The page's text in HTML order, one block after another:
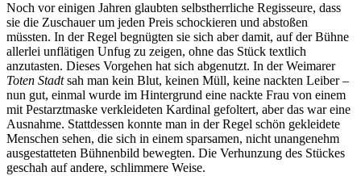
Noch vor einigen Jahren glaubten selbstherrliche Regisseure, dass
sie die Zuschauer um jeden Preis schockieren und abstoßen
müssten. In der Regel begnügten sie sich aber damit, auf der Bühne
allerlei unflätigen Unfug zu zeigen, ohne das Stück textlich
anzutasten. Dieses Vorgehen hat sich abgenutzt. In der Weimarer
Toten Stadtsah man kein Blut, keinen Müll, keine nackten Leiber –
nun gut, einmal wurde im Hintergrund eine nackte Frau von einem
mit Pestarztmaske verkleideten Kardinal gefoltert, aber das war eine
Ausnahme. Stattdessen konnte man in der Regel schön gekleidete
Menschen sehen, die sich in einem sparsamen, nicht unangenehm
ausgestatteten Bühnenbild bewegten. Die Verhunzung des Stückes
geschah auf andere, schlimmere Weise.